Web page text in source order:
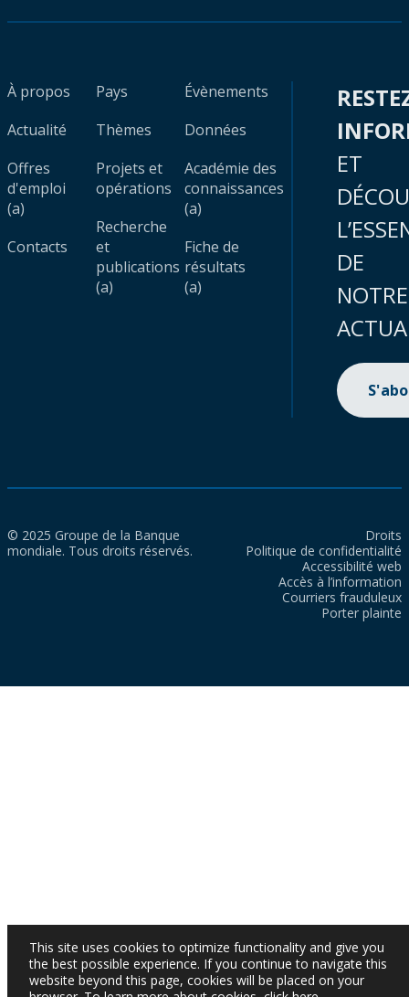
À propos
Actualité
Offres
d'emploi
(a)
Contacts
Pays
Thèmes
Projets et
opérations
Recherche
et
publications
(a)
Évènements
Données
Académie des
connaissances
(a)
Fiche de
résultats
(a)
ET
DE
NOTRE
© 2025 Groupe de la Banque
mondiale. Tous droits réservés.
Droits
Politique de confidentialité
Accessibilité web
Accès à l’information
Courriers frauduleux
Porter plainte
This site uses cookies to optimize functionality and give you
the best possible experience. If you continue to navigate this
website beyond this page, cookies will be placed on your